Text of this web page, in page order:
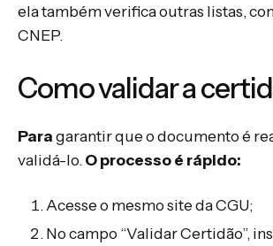
ela também verifica outras listas,
CNEP.
Como validar a
Paragarantir que o documento é
validá-lo. O processo é rápido:
Acesse o mesmo site da CGU;
No campo “Validar Certidão”,